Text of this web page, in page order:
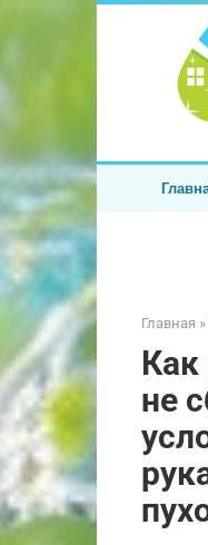
Главная »
Как
не